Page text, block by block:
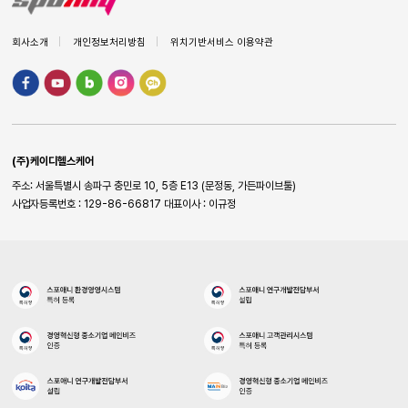
회사소개 개인정보처리방침 위치기반서비스 이용약관
(주)케이디헬스케어
주소: 서울특별시 송파구 충민로 10, 5층 E13 (문정동, 가든파이브툴)
사업자등록번호 : 129-86-66817 대표이사 : 이규정